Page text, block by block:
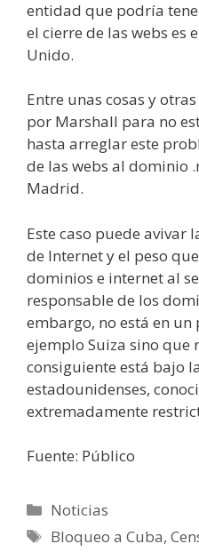
entidad que podría
el cierre de las webs es
Unido.
Entre unas cosas y
por Marshall para no
hasta arreglar este
de las webs al dominio
Madrid.
Este caso puede avivar
de Internet y el peso
dominios e internet al
responsable de los
embargo, no está en
ejemplo Suiza sino que
consiguiente está bajo
estadounidenses,
extremadamente
Fuente: Público
Categorías
Noticias
Etiquetas
Bloqueo a Cuba,